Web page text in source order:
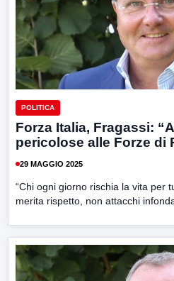
POLITICA
Forza Italia, Fragassi:
pericolose alle Forze di
29 MAGGIO 2025
“Chi ogni giorno rischia la vita per
merita rispetto, non attacchi